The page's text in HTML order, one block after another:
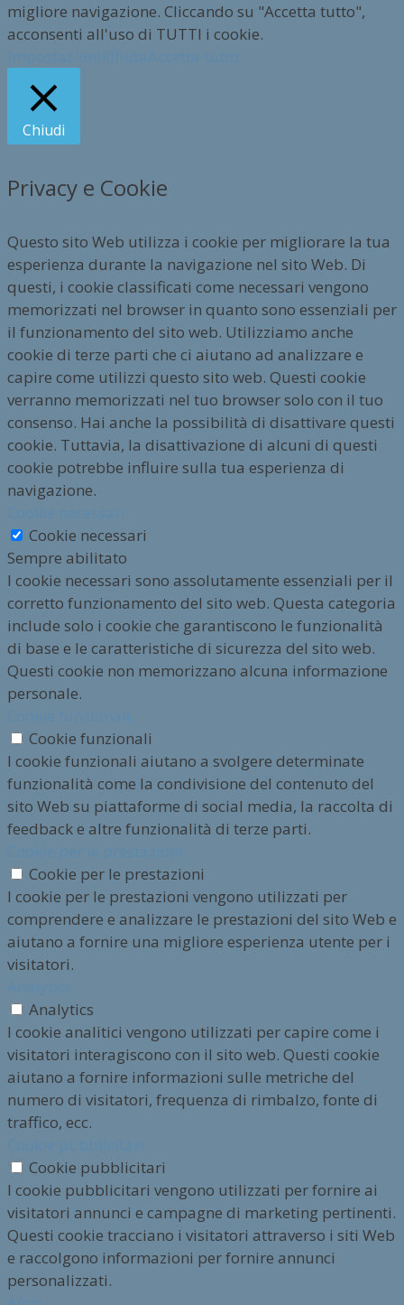
migliore navigazione. Cliccando su "Accetta tutto",
acconsenti all'uso di TUTTI i cookie.
Chiudi
Privacy e Cookie
Questo sito Web utilizza i cookie per migliorare la tua
esperienza durante la navigazione nel sito Web. Di
questi, i cookie classificati come necessari vengono
memorizzati nel browser in quanto sono essenziali per
il funzionamento del sito web. Utilizziamo anche
cookie di terze parti che ci aiutano ad analizzare e
capire come utilizzi questo sito web. Questi cookie
verranno memorizzati nel tuo browser solo con il tuo
consenso. Hai anche la possibilità di disattivare questi
cookie. Tuttavia, la disattivazione di alcuni di questi
cookie potrebbe influire sulla tua esperienza di
navigazione.
Cookie necessari
Sempre abilitato
I cookie necessari sono assolutamente essenziali per il
corretto funzionamento del sito web. Questa categoria
include solo i cookie che garantiscono le funzionalità
di base e le caratteristiche di sicurezza del sito web.
Questi cookie non memorizzano alcuna informazione
personale.
Cookie funzionali
I cookie funzionali aiutano a svolgere determinate
funzionalità come la condivisione del contenuto del
sito Web su piattaforme di social media, la raccolta di
feedback e altre funzionalità di terze parti.
Cookie per le prestazioni
I cookie per le prestazioni vengono utilizzati per
comprendere e analizzare le prestazioni del sito Web e
aiutano a fornire una migliore esperienza utente per i
visitatori.
Analytics
I cookie analitici vengono utilizzati per capire come i
visitatori interagiscono con il sito web. Questi cookie
aiutano a fornire informazioni sulle metriche del
numero di visitatori, frequenza di rimbalzo, fonte di
traffico, ecc.
Cookie pubblicitari
I cookie pubblicitari vengono utilizzati per fornire ai
visitatori annunci e campagne di marketing pertinenti.
Questi cookie tracciano i visitatori attraverso i siti Web
e raccolgono informazioni per fornire annunci
personalizzati.